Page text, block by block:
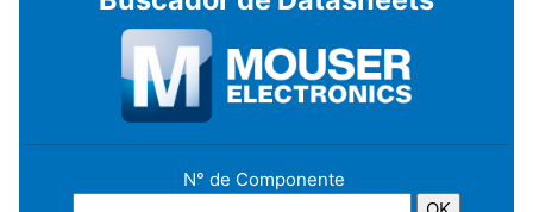
N° de Componente